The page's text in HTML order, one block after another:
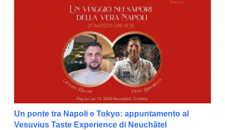
Un ponte tra Napoli e Tokyo: appuntamento al
Vesuvius Taste Experience di Neuchâtel